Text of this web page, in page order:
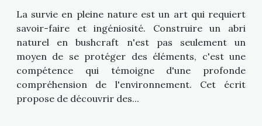
La survie en pleine nature est un art qui requiert
savoir-faire et ingéniosité. Construire un abri
naturel en bushcraft n'est pas seulement un
moyen de se protéger des éléments, c'est une
compétence qui témoigne d'une profonde
compréhension de l'environnement. Cet écrit
propose de découvrir des...